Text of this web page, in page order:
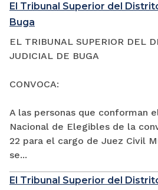
El Tribunal Superior del
Buga
EL TRIBUNAL SUPERIOR DEL
JUDICIAL DE BUGA
CONVOCA:
A las personas que conforman
Nacional de Elegibles de la
22 para el cargo de Juez Civil
se...
El Tribunal Superior del